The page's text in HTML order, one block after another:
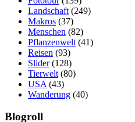
Landschaft (249)
Makros (37)
Menschen (82)
Pflanzenwelt (41)
Reisen (93)
Slider(128)
Tierwelt (80)
USA (43)
Wanderung (40)
Blogroll